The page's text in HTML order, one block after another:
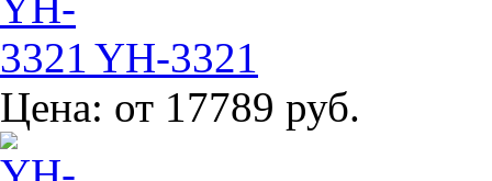
YH-3321
Цена: от 17789 руб.